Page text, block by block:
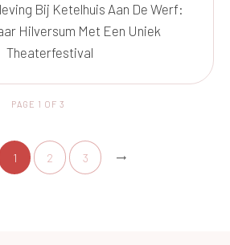
Bij Ketelhuis Aan De Werf:
Hilversum Met Een Uniek
Theaterfestival
PAGE 1 OF 3
1 2 3